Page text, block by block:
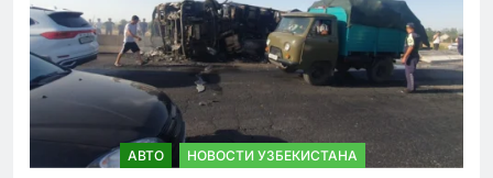
АВТО НОВОСТИ УЗБЕКИСТАНА